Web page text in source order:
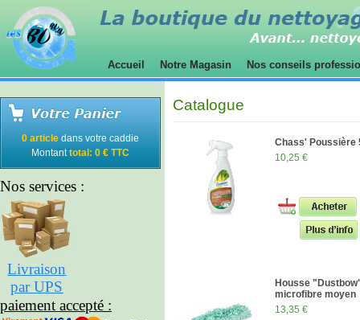
Accueil Notre Magasin Nos conseils
0 article dans votre caddie
Montanttotal: 0 € TTC
Nos services :
Livraison
par UPS
paiement accepté :
Catalogue
Chass' Poussière
10,25 €
Housse
microfibre moyen
13,35 €